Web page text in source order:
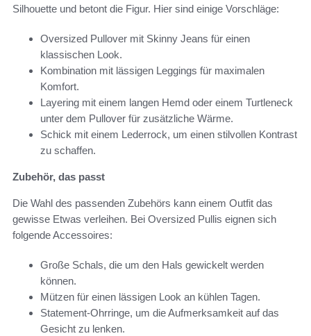
Silhouette und betont die Figur. Hier sind einige Vorschläge:
Oversized Pullover mit Skinny Jeans für einen
klassischen Look.
Kombination mit lässigen Leggings für maximalen
Komfort.
Layering mit einem langen Hemd oder einem Turtleneck
unter dem Pullover für zusätzliche Wärme.
Schick mit einem Lederrock, um einen stilvollen Kontrast
zu schaffen.
Zubehör, das passt
Die Wahl des passenden Zubehörs kann einem Outfit das
gewisse Etwas verleihen. Bei Oversized Pullis eignen sich
folgende Accessoires:
Große Schals, die um den Hals gewickelt werden
können.
Mützen für einen lässigen Look an kühlen Tagen.
Statement-Ohrringe, um die Aufmerksamkeit auf das
Gesicht zu lenken.